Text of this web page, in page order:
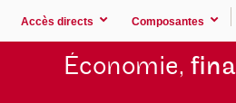
Accès directs Composantes
Économie,